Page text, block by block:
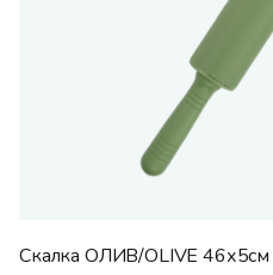
Скалка ОЛИВ/OLIVE 46х5см